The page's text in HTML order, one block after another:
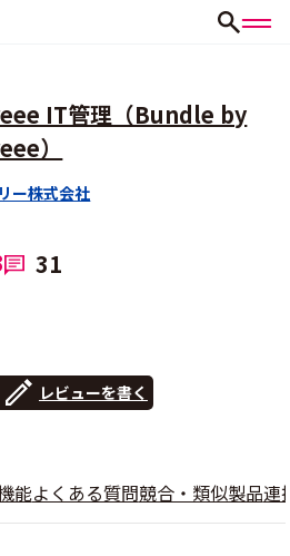
IT管理（Bundle by
）
ー株式会社
31
レビューを書く
能よくある質問競合・類似製品連